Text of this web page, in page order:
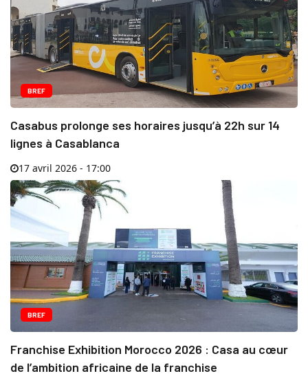
BREF
Casabus prolonge ses horaires jusqu’à 22h sur 14
lignes à Casablanca
17 avril 2026 - 17:00
BREF
Franchise Exhibition Morocco 2026 : Casa au cœur
de l’ambition africaine de la franchise